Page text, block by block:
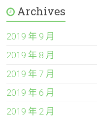
Archives
2019 年 9 月
2019 年 8 月
2019 年 7 月
2019 年 6 月
2019 年 2 月